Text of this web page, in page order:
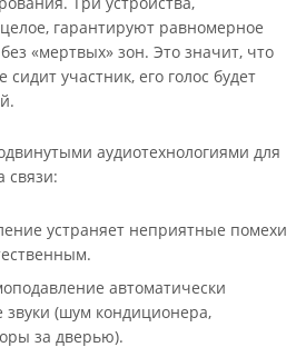
гарантируют равномерное
«мертвых» зон. Это значит, что
сидит участник, его голос будет
аудиотехнологиями для
связи:
устраняет неприятные помехи
автоматически
(шум кондиционера,
за дверью).